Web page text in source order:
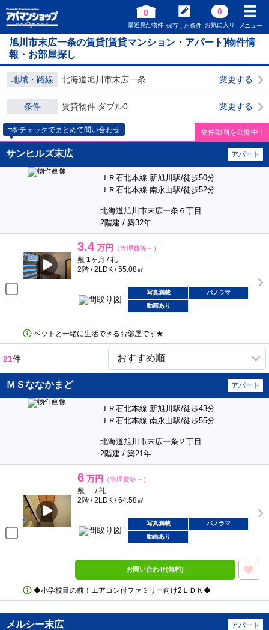
0
最近見た物件 保存した条件
0
お気に入り メニュー
旭川市末広一条の賃貸[賃貸マンション・アパート]物件情
報・お部屋探し
地域・路線 北海道旭川市末広一条 変更する
条件 賃貸物件 ダブル0 変更する
□をチェックでまとめて問い合わせ 物件動画を公開中！
サンヒルズ末広 アパート
ＪＲ石北本線 新旭川駅/徒歩50分
ＪＲ石北本線 南永山駅/徒歩52分
北海道旭川市末広一条６丁目
2階建 / 築32年
3.4 万円 （管理費等－）
敷 1ヶ月 / 礼 －
2階 / 2LDK / 55.08㎡
写真満載
パノラマ
動画あり
ペットと一緒に生活できるお部屋です★
21件
ＭＳななかまど アパート
ＪＲ石北本線 新旭川駅/徒歩43分
ＪＲ石北本線 南永山駅/徒歩55分
北海道旭川市末広一条２丁目
2階建 / 築21年
6 万円 （管理費等－）
敷 － / 礼 －
2階 / 2LDK / 64.58㎡
写真満載
パノラマ
動画あり
お問い合わせ(無料)
◆小学校目の前！エアコン付ファミリー向け2ＬＤＫ◆
メルシー末広 アパート